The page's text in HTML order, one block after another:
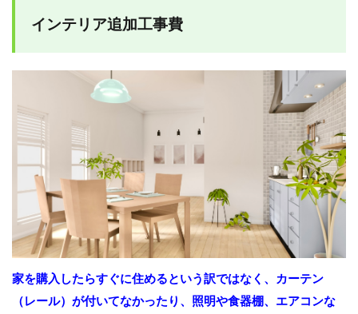
インテリア追加工事費
家を購入したらすぐに住めるという訳ではなく、カーテン
（レール）が付いてなかったり、照明や食器棚、エアコンな